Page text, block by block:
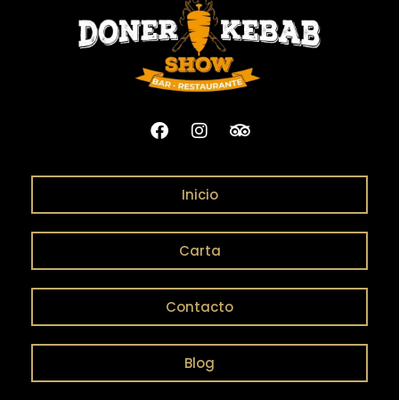
Inicio
Carta
Contacto
Blog